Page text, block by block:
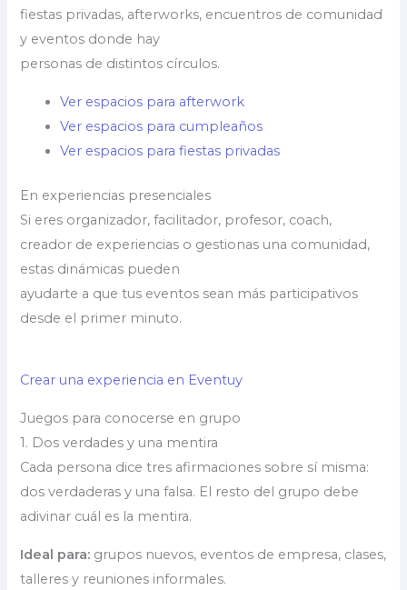
fiestas privadas, afterworks, encuentros de comunidad
y eventos donde hay
personas de distintos círculos.
Ver espacios para afterwork
Ver espacios para cumpleaños
Ver espacios para fiestas privadas
En experiencias presenciales
Si eres organizador, facilitador, profesor, coach,
creador de experiencias o gestionas una comunidad,
estas dinámicas pueden
ayudarte a que tus eventos sean más participativos
desde el primer minuto.
Crear una experiencia en Eventuy
Juegos para conocerse en grupo
1. Dos verdades y una mentira
Cada persona dice tres afirmaciones sobre sí misma:
dos verdaderas y una falsa. El resto del grupo debe
adivinar cuál es la mentira.
Ideal para: grupos nuevos, eventos de empresa, clases,
talleres y reuniones informales.